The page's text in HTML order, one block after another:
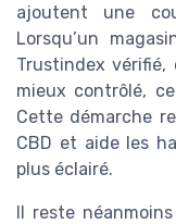
ajoutent une
Lorsqu’un
Trustindex
mieux contrôlé,
Cette démarche
CBD et aide les
plus éclairé.
Il reste